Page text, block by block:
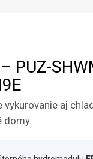
PUZ-
aj
domy.